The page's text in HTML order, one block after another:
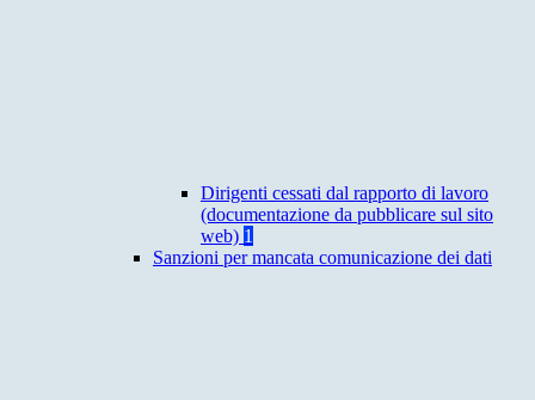
Dirigenti cessati dal rapporto di lavoro
(documentazione da pubblicare sul sito
web) 1
Sanzioni per mancata comunicazione dei dati